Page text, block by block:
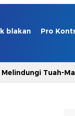
blakan Pro
Melindungi Tuah-